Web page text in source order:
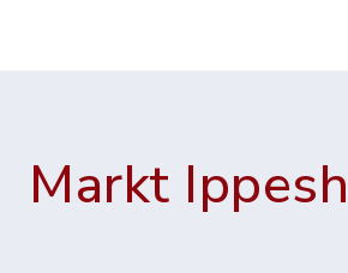
Markt